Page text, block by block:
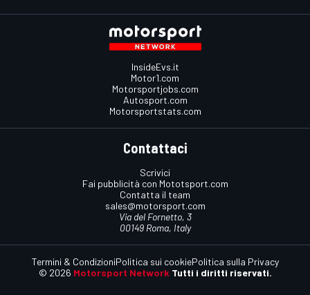
InsideEvs.it
Motor1.com
Motorsportjobs.com
Autosport.com
Motorsportstats.com
Contattaci
Scrivici
Fai pubblicità con Mototsport.com
Contatta il team
sales@motorsport.com
Via del Fornetto, 3
00149 Roma, Italy
© 2026 Motorsport Network Tutti i diritti riservati.
Termini & CondizioniPolitica sui cookiePolitica sulla Privacy